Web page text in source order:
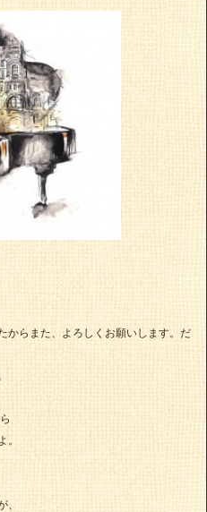
からまた、よろしくお願いします。だ
。
、